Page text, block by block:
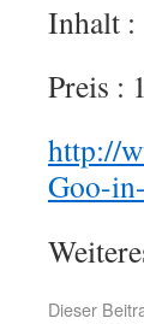
Inhalt :
Preis :
http://
Goo-
Dieser